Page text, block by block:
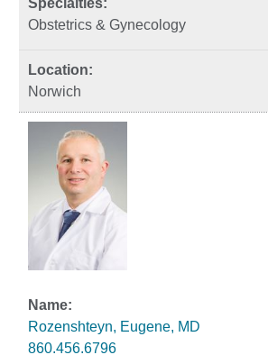
Obstetrics & Gynecology
Norwich
Rozenshteyn, Eugene, MD
860.456.6796